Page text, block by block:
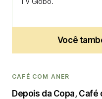
Você
CAFÉ COM ANER
Depois da Copa, Café